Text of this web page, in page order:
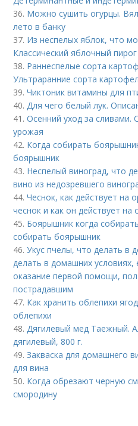
36. Можно сушить огурцы.
лето в банку
37. Из неспелых яблок, что
Классический яблочный пирог
38. Раннеспелые сорта
Ультраранние сорта
39.Чиктоник витамины для
40. Для чего белый лук.
41.Осенний уход за сливами.
урожая
42. Когда собирать
боярышник
43. Неспелый виноград, что
вино из недозревшего
44.Чеснок, как действует на
чеснок и как он действует на
45. Боярышник когда
собирать боярышник
46.Укус пчелы, что делать в
делать в домашних условиях,
оказание первой помощи,
пострадавшим
47. Как хранить облепихи
облепихи
48. Дягилевый мед Таежный.
дягилевый, 800 г.
49.Закваска для домашнего
для вина
50. Когда обрезают черную
смородину